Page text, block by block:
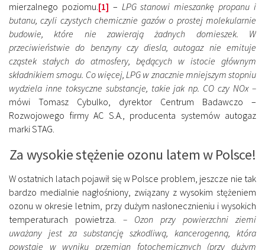
mierzalnego poziomu.[1] – LPG stanowi mieszankę propanu i
butanu, czyli czystych chemicznie gazów o prostej molekularnie
budowie, które nie zawierają żadnych domieszek. W
przeciwieństwie do benzyny czy diesla, autogaz nie emituje
cząstek stałych do atmosfery, będących w istocie głównym
składnikiem smogu. Co więcej, LPG w znacznie mniejszym stopniu
wydziela inne toksyczne substancje, takie jak np. CO czy NOx –
mówi Tomasz Cybulko, dyrektor Centrum Badawczo –
Rozwojowego firmy AC S.A., producenta systemów autogaz
marki STAG.
Za wysokie stężenie ozonu latem w Polsce!
W ostatnich latach pojawił się w Polsce problem, jeszcze nie tak
bardzo medialnie nagłośniony, związany z wysokim stężeniem
ozonu w okresie letnim, przy dużym nasłonecznieniu i wysokich
temperaturach powietrza. – Ozon przy powierzchni ziemi
uważany jest za substancję szkodliwą, kancerogenną, która
powstaje w wyniku przemian fotochemicznych (przy dużym